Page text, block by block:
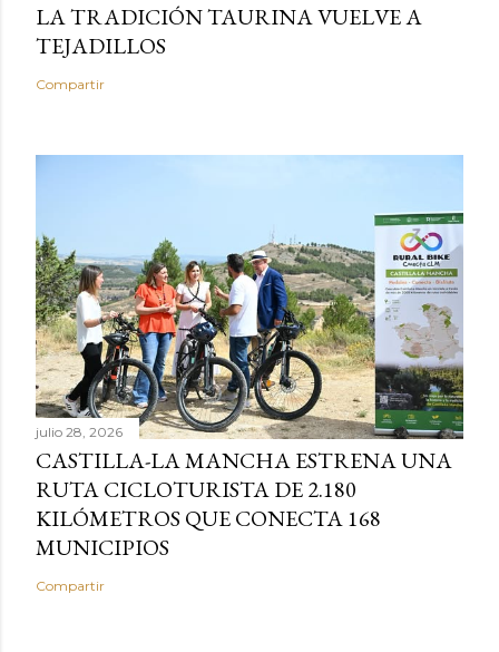
LA TRADICIÓN TAURINA VUELVE A
TEJADILLOS
Compartir
julio 28, 2026
CASTILLA-LA MANCHA ESTRENA UNA
RUTA CICLOTURISTA DE 2.180
KILÓMETROS QUE CONECTA 168
MUNICIPIOS
Compartir